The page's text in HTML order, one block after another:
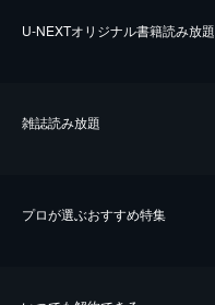
U-NEXTオリジナル書籍読み放題
雑誌読み放題
プロが選ぶおすすめ特集